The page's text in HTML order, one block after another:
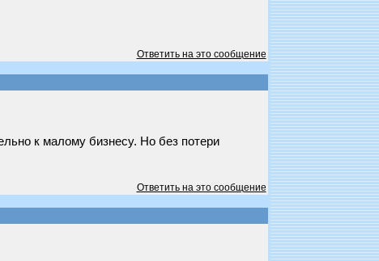
Ответить на это сообщение
к малому бизнесу. Но без потери
Ответить на это сообщение